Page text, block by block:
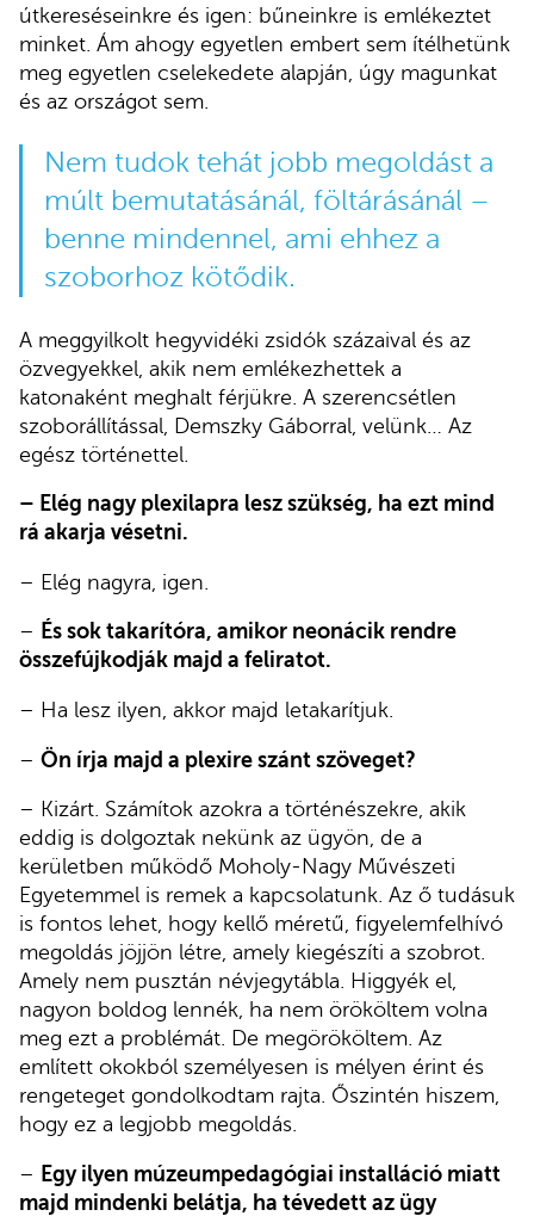
útkereséseinkre és igen: bűneinkre is emlékeztet
minket. Ám ahogy egyetlen embert sem ítélhetünk
meg egyetlen cselekedete alapján, úgy magunkat
és az országot sem.
Nem tudok tehát jobb megoldást a
múlt bemutatásánál, föltárásánál –
benne mindennel, ami ehhez a
szoborhoz kötődik.
A meggyilkolt hegyvidéki zsidók százaival és az
özvegyekkel, akik nem emlékezhettek a
katonaként meghalt férjükre. A szerencsétlen
szoborállítással, Demszky Gáborral, velünk… Az
egész történettel.
– Elég nagy plexilapra lesz szükség, ha ezt mind
rá akarja vésetni.
– Elég nagyra, igen.
– És sok takarítóra, amikor neonácik rendre
összefújkodják majd a feliratot.
– Ha lesz ilyen, akkor majd letakarítjuk.
– Ön írja majd a plexire szánt szöveget?
– Kizárt. Számítok azokra a történészekre, akik
eddig is dolgoztak nekünk az ügyön, de a
kerületben működő Moholy-Nagy Művészeti
Egyetemmel is remek a kapcsolatunk. Az ő tudásuk
is fontos lehet, hogy kellő méretű, figyelemfelhívó
megoldás jöjjön létre, amely kiegészíti a szobrot.
Amely nem pusztán névjegytábla. Higgyék el,
nagyon boldog lennék, ha nem örököltem volna
meg ezt a problémát. De megörököltem. Az
említett okokból személyesen is mélyen érint és
rengeteget gondolkodtam rajta. Őszintén hiszem,
hogy ez a legjobb megoldás.
– Egy ilyen múzeumpedagógiai installáció miatt
majd mindenki belátja, ha tévedett az ügy